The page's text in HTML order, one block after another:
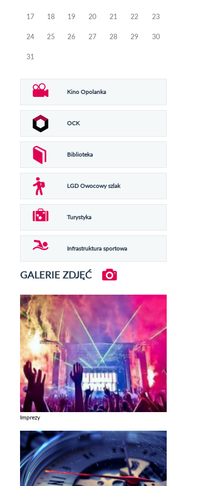
17 18 19 20 21 22 23
24 25 26 27 28 29 30
31
Kino Opolanka
OCK
Biblioteka
LGD Owocowy szlak
Turystyka
Infrastruktura sportowa
GALERIE ZDJĘĆ
Imprezy